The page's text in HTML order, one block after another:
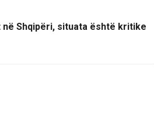
Shqipëri, situata është kritike